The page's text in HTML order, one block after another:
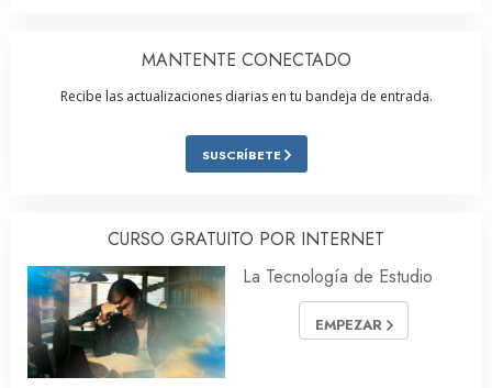
MANTENTE CONECTADO
Recibe las actualizaciones diarias en tu bandeja de entrada.
SUSCRÍBETE
CURSO GRATUITO POR INTERNET
La Tecnología de Estudio
EMPEZAR